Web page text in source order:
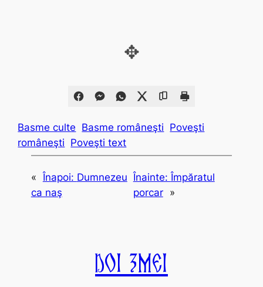
✥
Basme culte Basme româneşti Poveşti
româneşti Poveşti text
« Înapoi: Dumnezeu
ca naş
Înainte:Împăratul
porcar
»
Doi Zmei